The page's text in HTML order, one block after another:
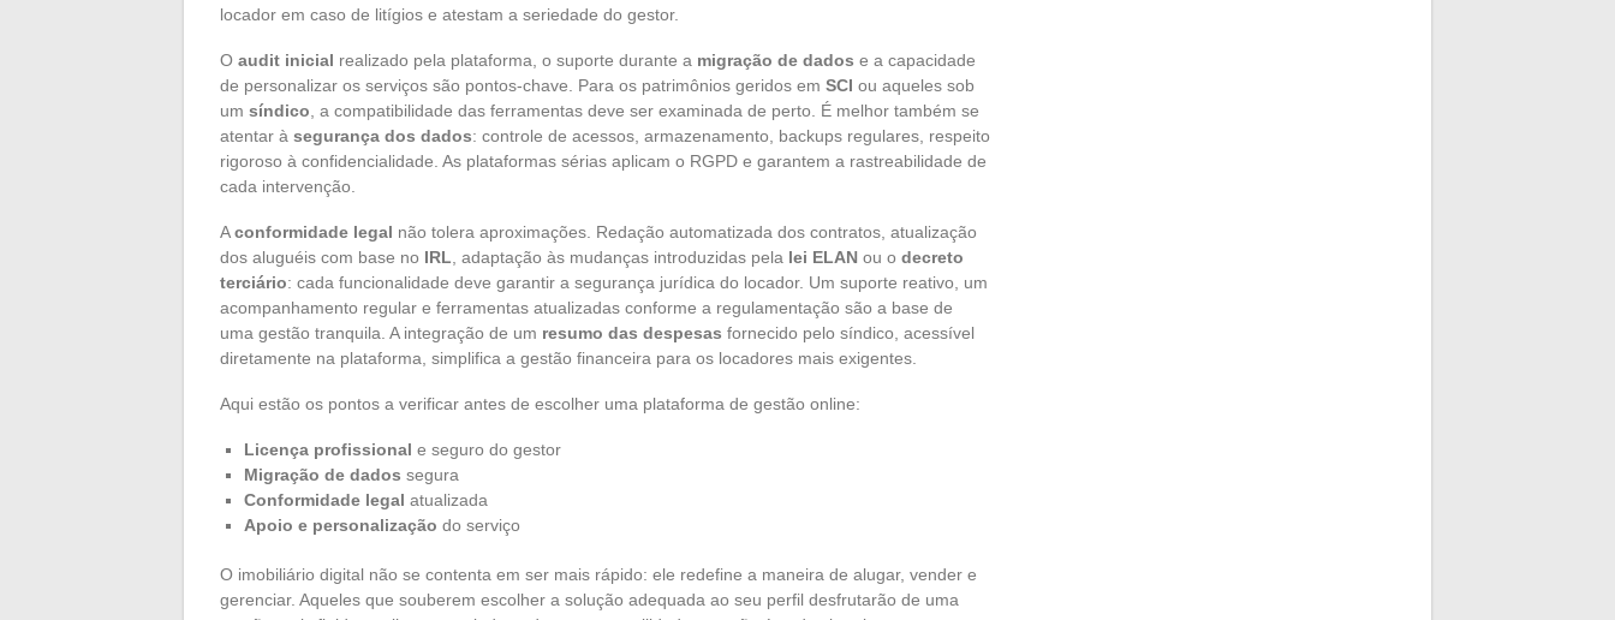
locador em caso de litígios e atestam a seriedade do gestor.
O audit inicial realizado pela plataforma, o suporte durante a migração de dados e a capacidade
de personalizar os serviços são pontos-chave. Para os patrimônios geridos em SCI ou aqueles sob
um síndico , a compatibilidade das ferramentas deve ser examinada de perto. É melhor também se
atentar à segurança dos dados: controle de acessos, armazenamento, backups regulares, respeito
rigoroso à confidencialidade. As plataformas sérias aplicam o RGPD e garantem a rastreabilidade de
cada intervenção.
Aconformidade legal não tolera aproximações. Redação automatizada dos contratos, atualização
dos aluguéis com base no IRL , adaptação às mudanças introduzidas pela lei ELAN ou o decreto
terciário: cada funcionalidade deve garantir a segurança jurídica do locador. Um suporte reativo, um
acompanhamento regular e ferramentas atualizadas conforme a regulamentação são a base de
uma gestão tranquila. A integração de um resumo das despesas fornecido pelo síndico, acessível
diretamente na plataforma, simplifica a gestão financeira para os locadores mais exigentes.
Aqui estão os pontos a verificar antes de escolher uma plataforma de gestão online:
Licença profissional e seguro do gestor
Migração de dados segura
Conformidade legal atualizada
Apoio e personalização do serviço
O imobiliário digital não se contenta em ser mais rápido: ele redefine a maneira de alugar, vender e
gerenciar. Aqueles que souberem escolher a solução adequada ao seu perfil desfrutarão de uma